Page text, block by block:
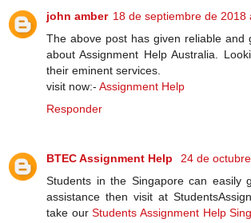
john amber 18 de septiembre de 2018
The above post has given reliable and
about Assignment Help Australia.
their eminent services.
visit now:- Assignment Help
Responder
BTEC Assignment Help
24 de
Students in the Singapore can easily
assistance then visit at
take ourStudents Assignment Help